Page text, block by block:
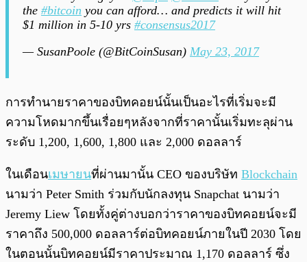
the #bitcoin you can afford… and predicts it will hit
$1 million in 5-10 yrs #consensus2017
— SusanPoole (@BitCoinSusan) May 23, 2017
การทำนายราคาของบิทคอยน์นั้นเป็นอะไรที่เริ่มจะมี
ความโหดมากขึ้นเรื่อยๆหลังจากที่ราคานั้นเริ่มทะลุผ่าน
ระดับ 1,200, 1,600, 1,800 และ 2,000 ดอลลาร์
ในเดือนเมษายนที่ผ่านมานั้น CEO ของบริษัท Blockchain
นามว่า Peter Smith ร่วมกับนักลงทุน Snapchat นามว่า
Jeremy Liew โดยทั้งคู่ต่างบอกว่าราคาของบิทคอยน์จะมี
ราคาถึง 500,000 ดอลลาร์ต่อบิทคอยน์ภายในปี 2030 โดย
ในตอนนั้นบิทคอยน์มีราคาประมาณ 1,170 ดอลลาร์ ซึ่ง